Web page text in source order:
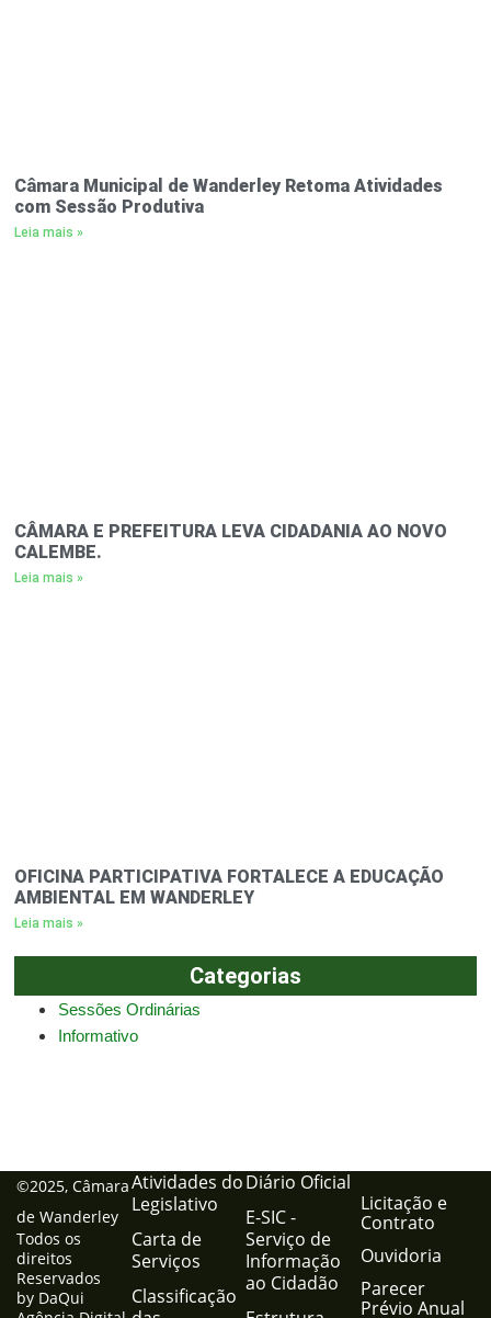
Categorias
Sessões Ordinárias
Informativo
Câmara Municipal de Wanderley Retoma Atividades
com Sessão Produtiva
Leia mais »
CÂMARA E PREFEITURA LEVA CIDADANIA AO NOVO
CALEMBE.
Leia mais »
OFICINA PARTICIPATIVA FORTALECE A EDUCAÇÃO
AMBIENTAL EM WANDERLEY
Leia mais »
©2025, Câmara
de Wanderley
Todos os
direitos
Reservados
by DaQui
Atividades do
Legislativo
Carta de
Serviços
Classificação
Diário Oficial
E-SIC -
Serviço de
Informação
ao Cidadão
Licitação e
Contrato
Ouvidoria
Parecer
Prévio Anual